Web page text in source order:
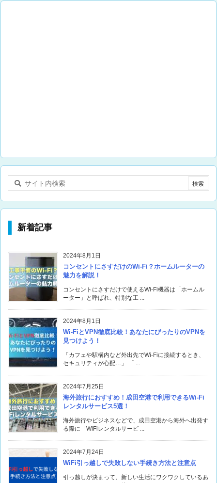
新着記事
2024年8月1日
コンセントにさすだけのWi-Fi？ホームルーターの
魅力を解説！
コンセントにさすだけで使えるWi-Fi機器は「ホームル
ーター」と呼ばれ、特別な工 ...
2024年8月1日
Wi-FiとVPN徹底比較！あなたにぴったりのVPNを
見つけよう！
「カフェや駅構内など外出先でWi-Fiに接続するとき、
セキュリティが心配…」 「 ...
2024年7月25日
海外旅行におすすめ！成田空港で利用できるWi-Fi
レンタルサービス5選！
海外旅行やビジネスなどで、成田空港から海外へ出発す
る際に「WiFiレンタルサービ ...
2024年7月24日
WiFi引っ越しで失敗しない手続き方法と注意点
引っ越しが決まって、新しい生活にワクワクしているあ